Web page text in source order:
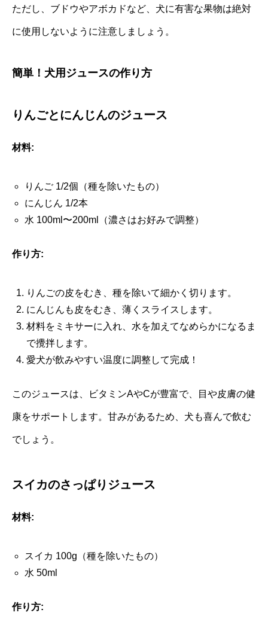
ただし、ブドウやアボカドなど、犬に有害な果物は絶対
に使用しないように注意しましょう。
簡単！犬用ジュースの作り方
りんごとにんじんのジュース
材料:
りんご 1/2個（種を除いたもの）
にんじん 1/2本
水 100ml〜200ml（濃さはお好みで調整）
作り方:
りんごの皮をむき、種を除いて細かく切ります。
にんじんも皮をむき、薄くスライスします。
材料をミキサーに入れ、水を加えてなめらかになるま
で攪拌します。
愛犬が飲みやすい温度に調整して完成！
このジュースは、ビタミンAやCが豊富で、目や皮膚の健
康をサポートします。甘みがあるため、犬も喜んで飲む
でしょう。
スイカのさっぱりジュース
材料:
スイカ 100g（種を除いたもの）
水 50ml
作り方: